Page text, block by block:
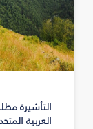
التأشيرة
العربية